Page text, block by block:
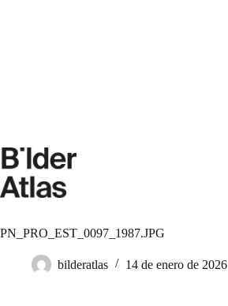
PN_PRO_EST_0097_1987.JPG
bilderatlas 14 de enero de 2026